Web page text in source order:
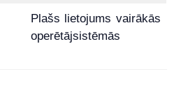
Plašs lietojums vairākās
operētājsistēmās